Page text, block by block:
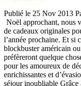
la
des
Publié le 25 Nov 2013
Noël approchant, nous
de cadeaux originales
l’année prochaine. Et si
blockbuster américain
préfèreront quelque
pour les amoureux de
enrichissantes et
séjour inoubliable Grâce